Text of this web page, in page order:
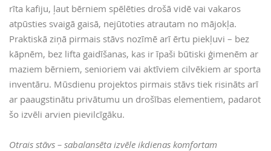
rīta kafiju, ļaut bērniem spēlēties drošā vidē vai vakaros
atpūsties svaigā gaisā, nejūtoties atrautam no mājokļa.
Praktiskā ziņā pirmais stāvs nozīmē arī ērtu piekļuvi – bez
kāpnēm, bez lifta gaidīšanas, kas ir īpaši būtiski ģimenēm ar
maziem bērniem, senioriem vai aktīviem cilvēkiem ar sporta
inventāru. Mūsdienu projektos pirmais stāvs tiek risināts arī
ar paaugstinātu privātumu un drošības elementiem, padarot
šo izvēli arvien pievilcīgāku.
Otrais stāvs – sabalansēta izvēle ikdienas komfortam